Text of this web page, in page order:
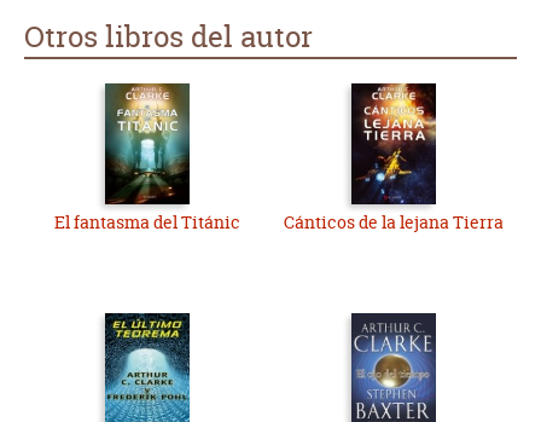
Otros libros del autor
El fantasma del Titánic Cánticos de la lejana Tierra